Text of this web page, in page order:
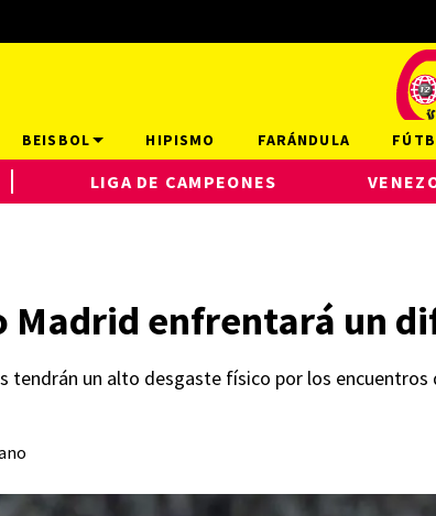
Madrid enfrentará un
tendrán un alto desgaste físico por los
BEISBOL HIPISMO FARÁNDULA
LIGA DE CAMPEONES